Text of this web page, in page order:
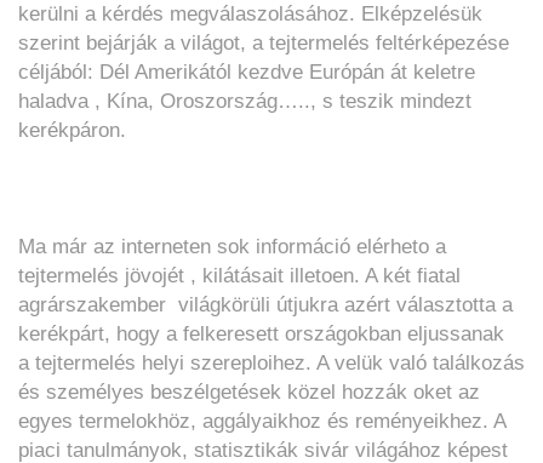
kerülni a kérdés megválaszolásához. Elképzelésük
szerint bejárják a világot, a tejtermelés feltérképezése
céljából: Dél Amerikától kezdve Európán át keletre
haladva , Kína, Oroszország….., s teszik mindezt
kerékpáron.
Ma már az interneten sok információ elérheto a
tejtermelés jövojét , kilátásait illetoen. A két fiatal
agrárszakember világkörüli útjukra azért választotta a
kerékpárt, hogy a felkeresett országokban eljussanak
a tejtermelés helyi szereploihez. A velük való találkozás
és személyes beszélgetések közel hozzák oket az
egyes termelokhöz, aggályaikhoz és reményeikhez. A
piaci tanulmányok, statisztikák sivár világához képest